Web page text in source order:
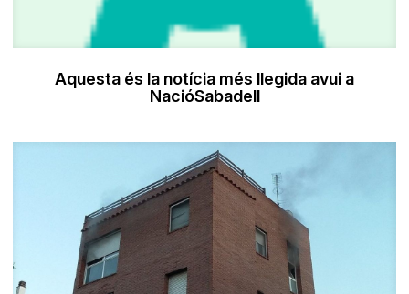
Aquesta és la notícia més llegida avui a
NacióSabadell